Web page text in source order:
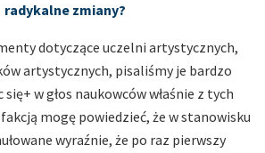
radykalne zmiany?
dotyczące uczelni artystycznych,
artystycznych, pisaliśmy je bardzo
się+ w głos naukowców właśnie z tych
mogę powiedzieć, że w stanowisku
wyraźnie, że po raz pierwszy